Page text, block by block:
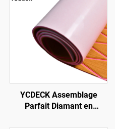
YCDECK Assemblage
Parfait Diamant en